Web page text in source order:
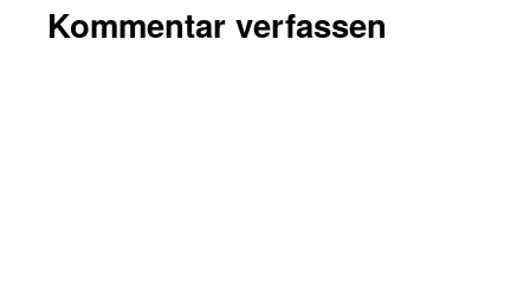
Kommentar verfassen